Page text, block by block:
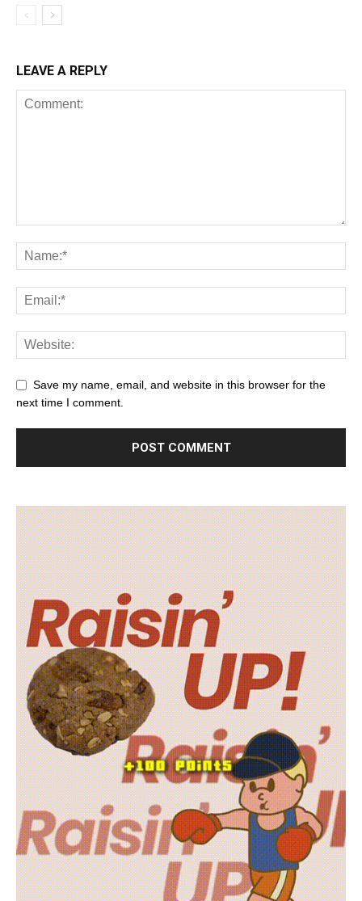
LEAVE A REPLY
Save my name, email, and website in this browser for the
next time I comment.